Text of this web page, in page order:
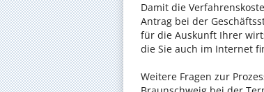
Damit die
Antrag bei der
für die Auskunft Ihrer
die Sie auch im Internet
Weitere Fragen zur